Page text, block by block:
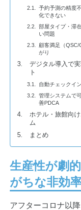
予約予測の精度
化できない
部屋タイプ・滞
い問題
顧客満足（QSC/
がり
デジタル導入で
ト
自動チェックイ
管理システムで
善PDCA
ホテル・旅館向
ム
まとめ
生産性が劇
がちな非効
アフターコロナ以